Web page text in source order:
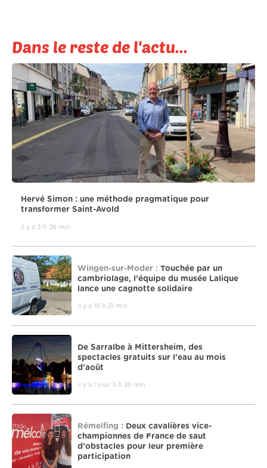
Dans le reste de l'actu...
Hervé Simon : une méthode pragmatique pour
transformer Saint-Avold
il y a 3 h 26 min
Wingen-sur-Moder : Touchée par un
cambriolage, l’équipe du musée Lalique
lance une cagnotte solidaire
il y a 19 h 21 min
De Sarralbe à Mittersheim, des
spectacles gratuits sur l’eau au mois
d’août
il y a 1 jour 3 h 26 min
Rémelfing : Deux cavalières vice-
championnes de France de saut
d’obstacles pour leur première
participation